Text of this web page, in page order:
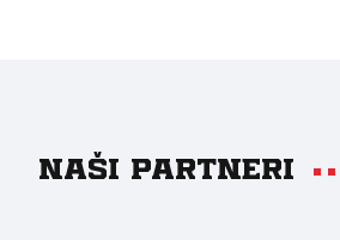
Naši partneri